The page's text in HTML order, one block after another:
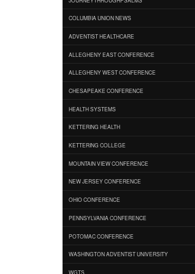
COLUMBIA UNION NEWS
ADVENTIST HEALTHCARE
ALLEGHENY EAST CONFERENCE
ALLEGHENY WEST CONFERENCE
CHESAPEAKE CONFERENCE
HEALTH SYSTEMS
KETTERING HEALTH
KETTERING COLLEGE
MOUNTAIN VIEW CONFERENCE
NEW JERSEY CONFERENCE
OHIO CONFERENCE
PENNSYLVANIA CONFERENCE
POTOMAC CONFERENCE
WASHINGTON ADVENTIST UNIVERSITY
WGTS